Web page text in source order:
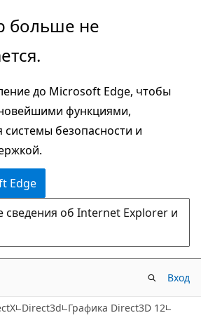
больше не
до Microsoft Edge, чтобы
функциями,
безопасности и
Edge
об Internet Explorer и
Вход
Direct3d Графика Direct3D 12